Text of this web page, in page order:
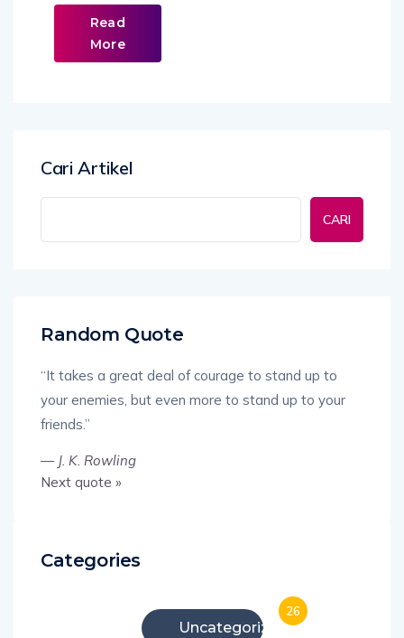
Read
More
Cari Artikel
CARI
Random Quote
“It takes a great deal of courage to stand up to
your enemies, but even more to stand up to your
friends.”
— J. K. Rowling
Next quote »
Categories
Uncategorized
26